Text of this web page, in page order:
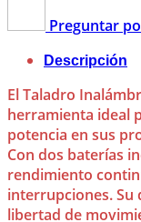
Preguntar
Descripción
El Taladro
herramienta ideal
potencia en sus
Con dos baterías
rendimiento
interrupciones.
libertad de